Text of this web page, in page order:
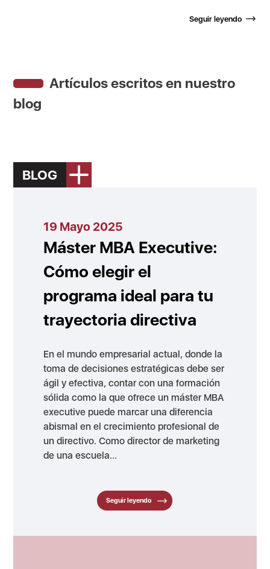
Seguir leyendo
Artículos escritos en nuestro
blog
BLOG
19 Mayo 2025
Máster MBA Executive:
Cómo elegir el
programa ideal para tu
trayectoria directiva
En el mundo empresarial actual, donde la
toma de decisiones estratégicas debe ser
ágil y efectiva, contar con una formación
sólida como la que ofrece un máster MBA
executive puede marcar una diferencia
abismal en el crecimiento profesional de
un directivo. Como director de marketing
de una escuela...
Seguir leyendo